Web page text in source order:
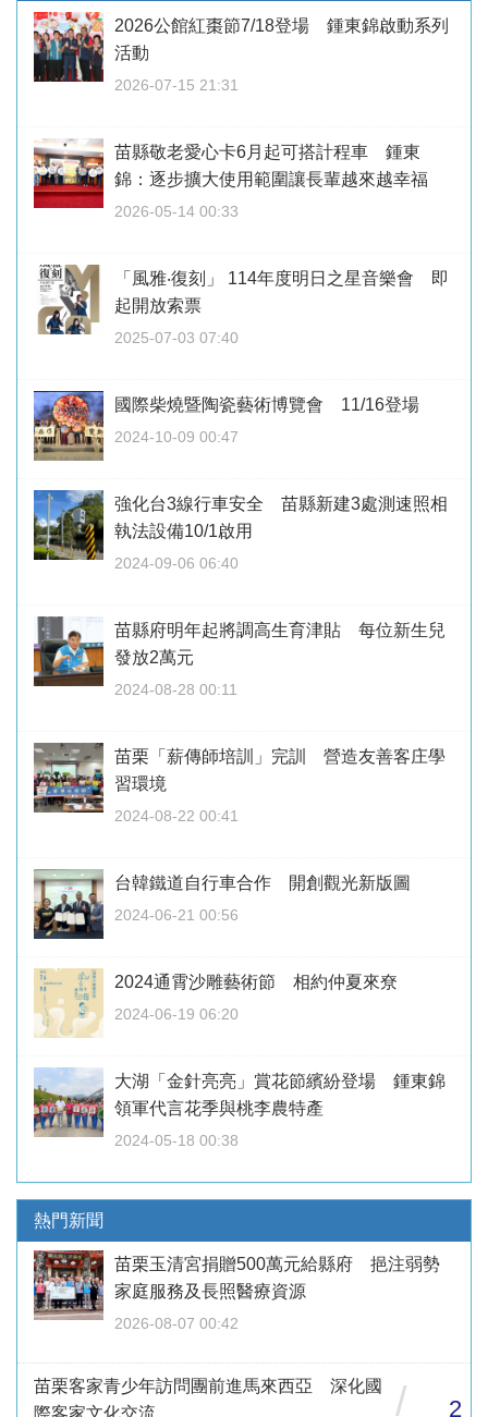
2026公館紅棗節7/18登場 鍾東錦啟動系列
活動
2026-07-15 21:31
苗縣敬老愛心卡6月起可搭計程車 鍾東
錦：逐步擴大使用範圍讓長輩越來越幸福
2026-05-14 00:33
「風雅‧復刻」 114年度明日之星音樂會 即
起開放索票
2025-07-03 07:40
國際柴燒暨陶瓷藝術博覽會 11/16登場
2024-10-09 00:47
強化台3線行車安全 苗縣新建3處測速照相
執法設備10/1啟用
2024-09-06 06:40
苗縣府明年起將調高生育津貼 每位新生兒
發放2萬元
2024-08-28 00:11
苗栗「薪傳師培訓」完訓 營造友善客庄學
習環境
2024-08-22 00:41
台韓鐵道自行車合作 開創觀光新版圖
2024-06-21 00:56
2024通霄沙雕藝術節 相約仲夏來尞
2024-06-19 06:20
大湖「金針亮亮」賞花節繽紛登場 鍾東錦
領軍代言花季與桃李農特產
2024-05-18 00:38
熱門新聞
苗栗玉清宮捐贈500萬元給縣府 挹注弱勢
家庭服務及長照醫療資源
2026-08-07 00:42
苗栗客家青少年訪問團前進馬來西亞 深化國
/ 2